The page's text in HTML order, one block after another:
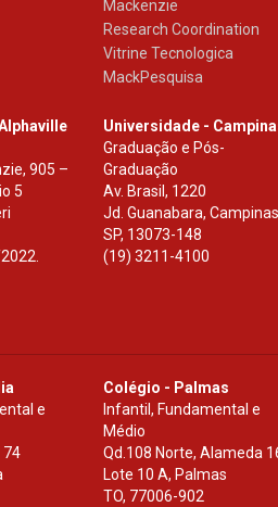
Mackenzie
Research Coordination
Vitrine Tecnologica
MackPesquisa
905 –
5
Universidade -
Graduação e Pós-
Graduação
Av. Brasil, 1220
Jd. Guanabara, Campinas
SP, 13073-148
(19) 3211-4100
e
74
Colégio - Palmas
Infantil, Fundamental e
Médio
Qd.108 Norte, Alameda
Lote 10 A, Palmas
TO, 77006-902